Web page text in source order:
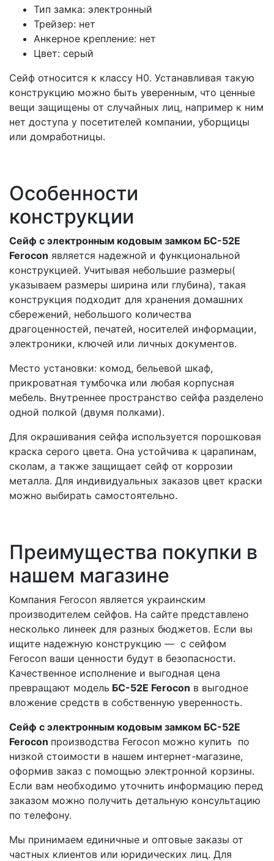
Тип замка: электронный
Трейзер: нет
Анкерное крепление: нет
Цвет: серый
Сейф относится к классу Н0. Устанавливая такую
конструкцию можно быть уверенным, что ценные
вещи защищены от случайных лиц, например к ним
нет доступа у посетителей компании, уборщицы
или домработницы.
Особенности
конструкции
Сейф с электронным кодовым замком БС-52Е​
Ferocon является надежной и функциональной
конструкцией. Учитывая небольшие размеры(
указываем размеры ширина или глубина), такая
конструкция подходит для хранения домашних
сбережений, небольшого количества
драгоценностей, печатей, носителей информации,
электроники, ключей или личных документов.
Место установки: комод, бельевой шкаф,
прикроватная тумбочка или любая корпусная
мебель. Внутреннее пространство сейфа разделено
одной полкой (двумя полками).
Для окрашивания сейфа используется порошковая
краска серого цвета. Она устойчива к царапинам,
сколам, а также защищает сейф от коррозии
металла. Для индивидуальных заказов цвет краски
можно выбирать самостоятельно.
Преимущества покупки в
нашем магазине
Компания Ferocon является украинским
производителем сейфов. На сайте представлено
несколько линеек для разных бюджетов. Если вы
ищите надежную конструкцию — с сейфом
Ferocon ваши ценности будут в безопасности.
Качественное исполнение и выгодная цена
превращают модель БС-52Е​ Ferocon в выгодное
вложение средств в собственную уверенность.
Сейф с электронным кодовым замком БС-52Е​
Ferocon производства Ferocon можно купить по
низкой стоимости в нашем интернет-магазине,
оформив заказ с помощью электронной корзины.
Если вам необходимо уточнить информацию перед
заказом можно получить детальную консультацию
по телефону.
Мы принимаем единичные и оптовые заказы от
частных клиентов или юридических лиц. Для